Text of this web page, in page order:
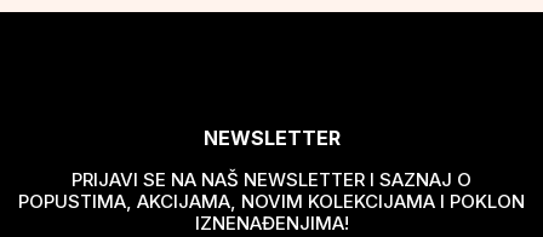
NEWSLETTER
PRIJAVI SE NA NAŠ NEWSLETTER I SAZNAJ O
POPUSTIMA, AKCIJAMA, NOVIM KOLEKCIJAMA I POKLON
IZNENAĐENJIMA!